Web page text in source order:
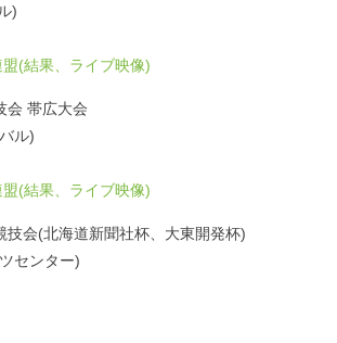
)
(結果、ライブ映像)
会 帯広大会
ル)
(結果、ライブ映像)
会(北海道新聞社杯、大東開発杯)
センター)